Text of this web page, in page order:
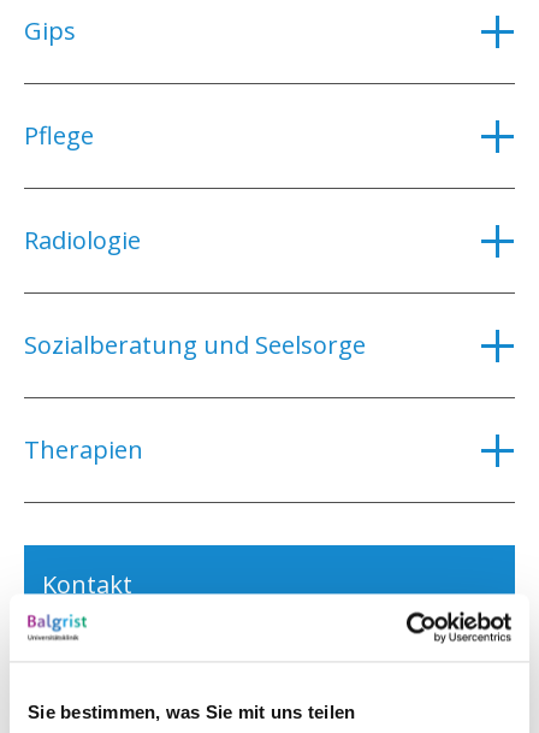
Sie bestimmen, was Sie mit uns teilen
Gips
Pflege
Radiologie
Sozialberatung und Seelsorge
Therapien
Kontakt
Universitätsklinik Balgrist
8008 Zürich